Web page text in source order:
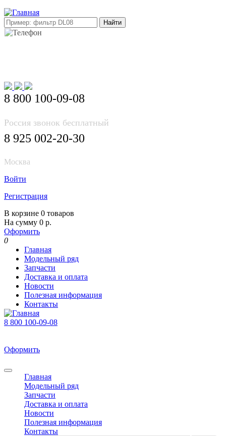
8 800 100-09-08
Россия звонок бесплатный
8 925 002-20-30
Москва
Войти
Регистрация
В корзине 0 товаров
На сумму 0 р.
Оформить
0
Главная
Модельный ряд
Запчасти
Доставка и оплата
Новости
Полезная информация
Контакты
8 800 100-09-08
Оформить
Главная
Модельный ряд
Запчасти
Доставка и оплата
Новости
Полезная информация
Контакты